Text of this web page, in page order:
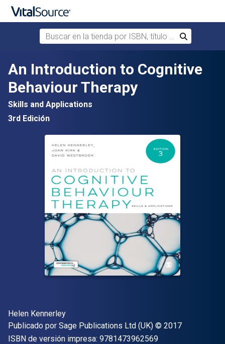
Saltar al contenido principal
Buscar en la tienda por ISBN, título o autor
Buscar
An Introduction to Cognitive
Behaviour Therapy
Skills and Applications
3rd Edición
Autor(es)
Helen Kennerley
Editor
Publicado por Sage Publications Ltd (UK) Copyright
© 2017
ISBN de versión impresa: 9781473962569"ISBN-13